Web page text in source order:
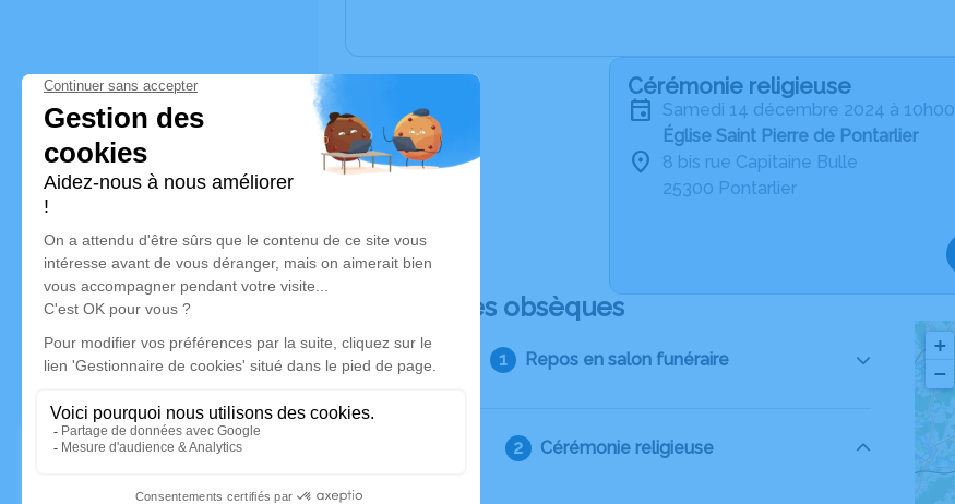
Cérémonie religieuse
samedi 14 décembre 2024 à 10h00
Église Saint Pierre de Pontarlier
8 bis rue Capitaine Bulle
25300 Pontarlier
Déroulé des obsèques
Repos en salon funéraire
Cérémonie religieuse
+
−